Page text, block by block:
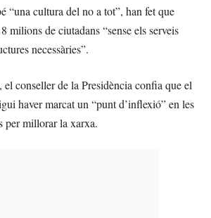
“una cultura del no a tot”, han fet que
milions de ciutadans “sense els serveis
necessàries”.
el conseller de la Presidència confia que el
haver marcat un “punt d’inflexió” en les
per millorar la xarxa.